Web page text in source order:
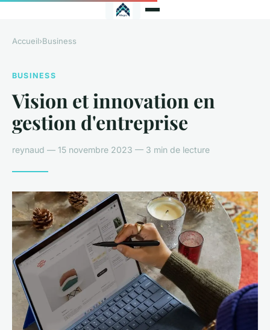
Accueil›Business
BUSINESS
Vision et innovation en
gestion d'entreprise
reynaud — 15 novembre 2023 — 3 min de lecture